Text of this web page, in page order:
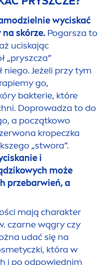
powstają niezależnie
populacje
i bogate. Z kolei
w środkowej
są zbyt sterylne,
na trądzik&hellip; Żyją
ubogą w żywność
PRYSZCZE?
wyciskać
skórze.Pogarsza to
uciskając
„pryszcza”
Jeżeli przy tym
go,
bakterie, które
Doprowadza to do